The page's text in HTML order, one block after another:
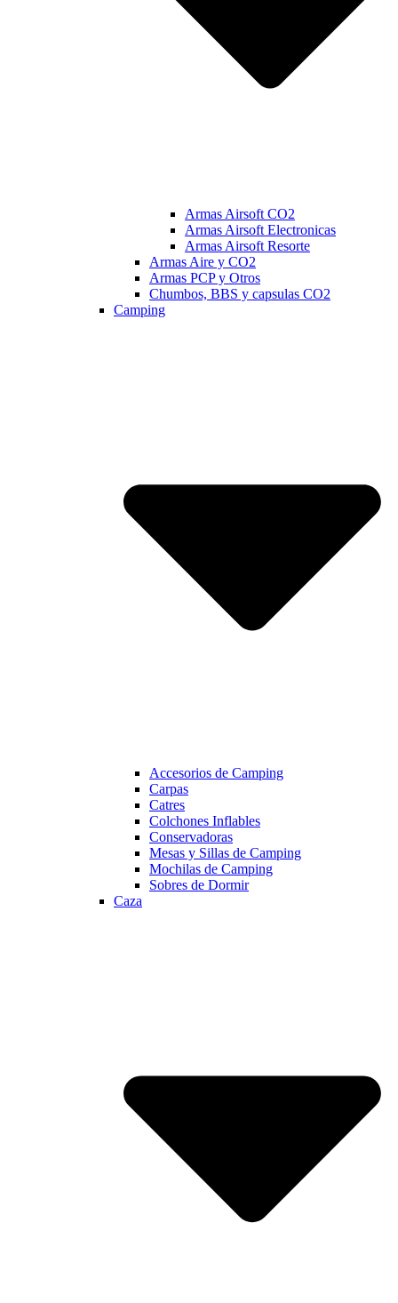
Armas Airsoft CO2
Armas Airsoft Electronicas
Armas Airsoft Resorte
Armas Aire y CO2
Armas PCP y Otros
Chumbos, BBS y capsulas CO2
Camping
Accesorios de Camping
Carpas
Catres
Colchones Inflables
Conservadoras
Mesas y Sillas de Camping
Mochilas de Camping
Sobres de Dormir
Caza